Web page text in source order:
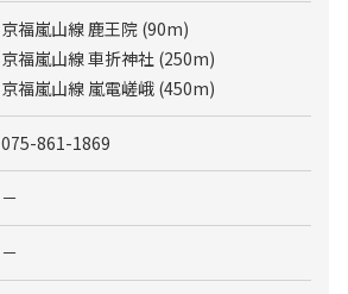
京福嵐山線 鹿王院 (90m)
京福嵐山線 車折神社 (250m)
京福嵐山線 嵐電嵯峨 (450m)
075-861-1869
－
－